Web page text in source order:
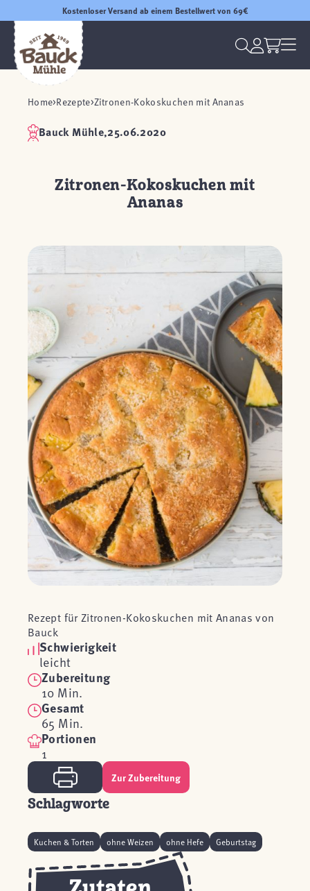
Kostenloser Versand ab einem Bestellwert von 69€
Home Rezepte Zitronen-Kokoskuchen mit Ananas
Bauck Mühle,25.06.2020
Zitronen-Kokoskuchen mit
Ananas
Rezept für Zitronen-Kokoskuchen mit Ananas von
Bauck
Schwierigkeit
leicht
Zubereitung
10 Min.
Gesamt
65 Min.
Portionen
1
Zur Zubereitung
Schlagworte
Kuchen & Torten ohne Weizen ohne Hefe Geburtstag